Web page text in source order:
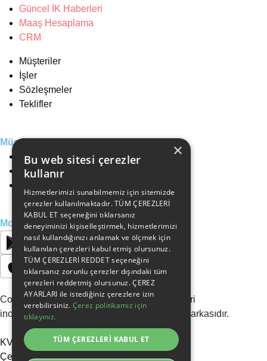
Güncel İK Haberleri
Maaş Hesaplama
CRM
Müşteriler
İşler
Sözleşmeler
Teklifler
Müşteri Hizmetleri
0216 640 00 35
0553 348 54 98
Mobil Aplikasyonlarımız
Copyright © 2009-2026 İnosoft Bilgi Sistemleri
inoportal, İnosoft Bilgi Sistemleri’nin tescilli markasıdır.
KVKK Aydınlatma Metni
Çerez Politikası
×
Bu web sitesi çerezler
kullanır
Hizmetlerimizi sunabilmemiz için sitemizde
çerezler kullanılmaktadır. TÜM ÇEREZLERİ
KABUL ET seçeneğini tıklarsanız
deneyiminizi kişiselleştirmek, hizmetlerimizi
nasıl kullandığınızı anlamak ve ölçmek için
kullanılan çerezleri kabul etmiş olursunuz.
TÜM ÇEREZLERİ REDDET seçeneğini
tıklarsanız zorunlu çerezler dışındaki tüm
çerezleri reddetmiş olursunuz. ÇEREZ
AYARLARI ile istediğiniz çerezlere izin
verebilirsiniz. Çerez politikamız için
tıklayınız.
TÜM ÇEREZLERİ KABUL ET